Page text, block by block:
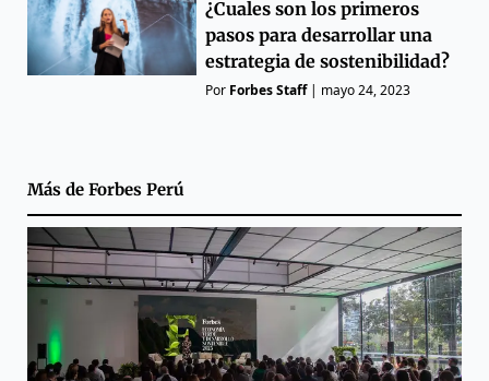
¿Cuales son los primeros
pasos para desarrollar una
estrategia de sostenibilidad?
Por Forbes Staff| mayo 24, 2023
Más de Forbes Perú